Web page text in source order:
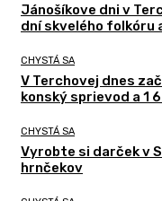
Jánošíkove dni v
dní skvelého folkóru
CHYSTÁ SA
V Terchovej dnes
konský sprievod a 1
CHYSTÁ SA
Vyrobte si darček v
hrnčekov